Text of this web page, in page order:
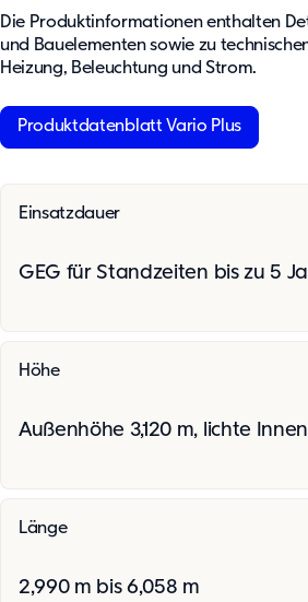
Die Produktinformationen enthalten
und Bauelementen sowie zu
Heizung, Beleuchtung und Strom.
Produktdatenblatt Vario Plus
Einsatzdauer
GEG für Standzeiten bis zu 5
Höhe
Außenhöhe 3,120 m, l ichte
Länge
2,990 m bis 6,058 m